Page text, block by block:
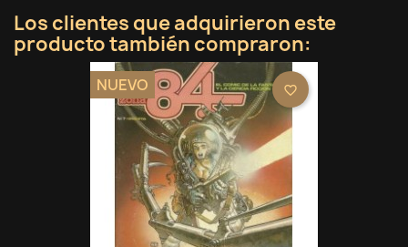
Los clientes que adquirieron este
producto también compraron:
NUEVO favorite_border